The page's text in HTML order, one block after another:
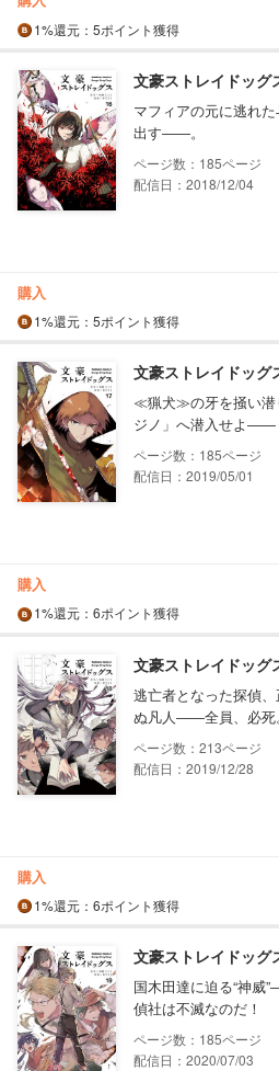
1%還元 ：5ポイント獲得
文豪ストレイドッグ
マフィアの元に逃れ
出す――。
185
配信日：2018/12/04
購入
1%還元 ：5ポイント獲得
文豪ストレイドッグ
≪猟犬≫の牙を掻い潜
ジノ」へ潜入せよ――
185
配信日：2019/05/01
購入
1%還元 ：6ポイント獲得
文豪ストレイドッグ
逃亡者となった探偵
ぬ凡人――全員、必死。
213
配信日：2019/12/28
購入
1%還元 ：6ポイント獲得
文豪ストレイドッグ
国木田達に迫る“神威
偵社は不滅なのだ！
185
配信日：2020/07/03